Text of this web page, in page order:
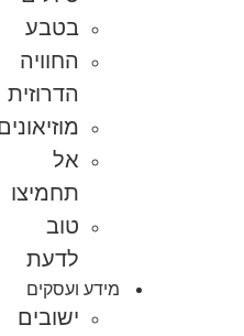
בטבע
החוויה
הדרוזית
מוזיאונים
אל
תחמיצו
טוב
לדעת
מידע ועסקים
ישובים